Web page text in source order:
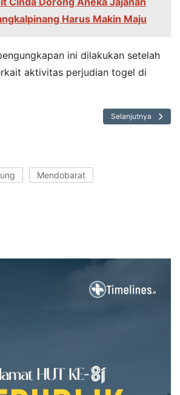
Harus Makin Maju
ini dilakukan setelah
aktivitas perjudian togel di
Selanjutnya
Mendobarat